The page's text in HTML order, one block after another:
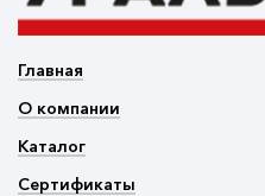
Главная
О компании
Каталог
Сертификаты